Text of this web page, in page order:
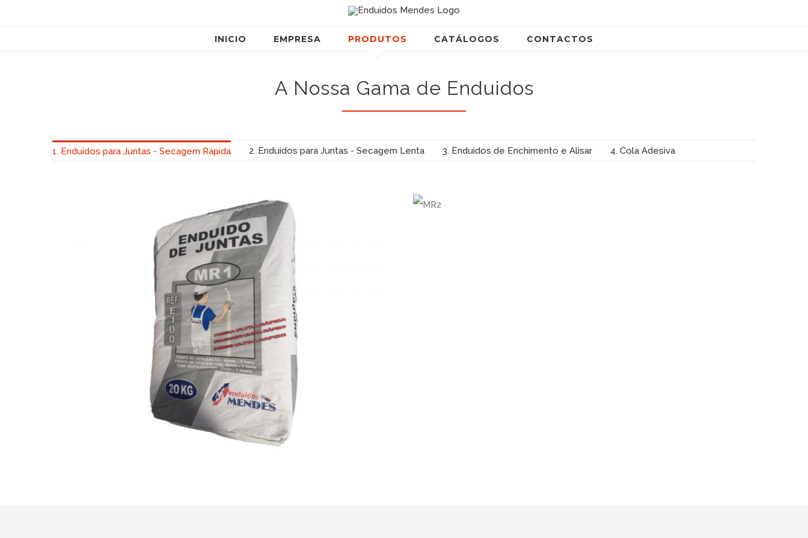
to
content
for:
INICIO
EMPRESA PRODUTOS CATÁLOGOS CONTACTOS
A Nossa Gama de Enduidos
1. Enduidos para Juntas - Secagem Rápida 2. Enduidos para Juntas - Secagem Lenta 3. Enduidos de Enchimento e Alisar 4. Cola Adesiva